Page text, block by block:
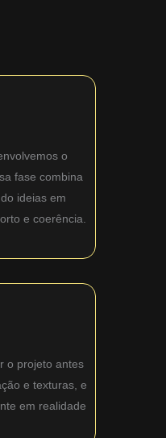
o
fase combina
ideias em
e coerência.
o projeto antes
e texturas, e
em realidade